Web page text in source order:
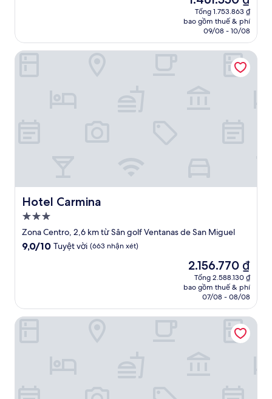
nhận
xét)
hiện
tại
1.461.550 ₫
Tổng 1.753.863 ₫
bao gồm thuế & phí
09/08 - 10/08
Hotel Carmina
Hotel Carmina
Nơi
lưu
trú
Zona Centro, 2,6 km từ Sân golf Ventanas de San Miguel
9.0
nhận
xét)
9,0/10 Tuyệt vời (663 nhận xét)
Giá
hiện
tại
2.156.770 ₫
2.156.770 ₫
Tổng 2.588.130 ₫
bao gồm thuế & phí
07/08 - 08/08
Hotel Carmina
Hotel Hacienda Monteverde San Miguel de Allende